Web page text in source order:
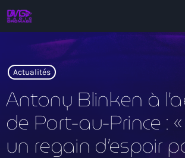
play_arrow RADIO DROMAGE
Actualités
Antony Blinken à
de Port-au-Prince :
un regain d’espoir